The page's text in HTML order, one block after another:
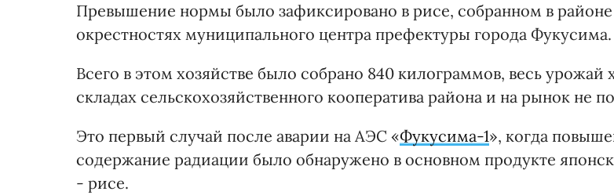
Превышение нормы было зафиксировано в рисе, собранном в
окрестностях муниципального центра префектуры города Фукусима.
Всего в этом хозяйстве было собрано 840 килограммов, весь урожай
складах сельскохозяйственного кооператива района и на рынок не
Это первый случай после аварии на АЭС «Фукусима-1», когда
содержание радиации было обнаружено в основном продукте
- рисе.